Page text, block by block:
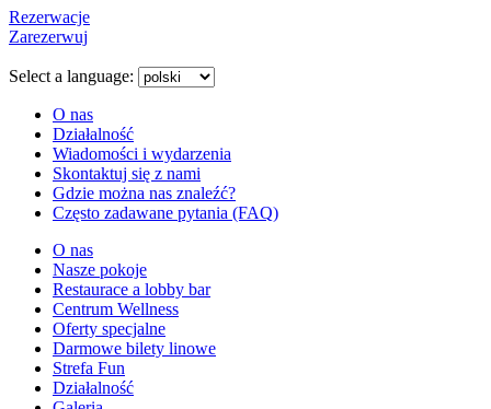
Rezerwacje
Zarezerwuj
menu
Select a language:
O nas
Działalność
Wiadomości i wydarzenia
Skontaktuj się z nami
Gdzie można nas znaleźć?
Często zadawane pytania (FAQ)
O nas
Nasze pokoje
Restaurace a lobby bar
Centrum Wellness
Oferty specjalne
Darmowe bilety linowe
Strefa Fun
Działalność